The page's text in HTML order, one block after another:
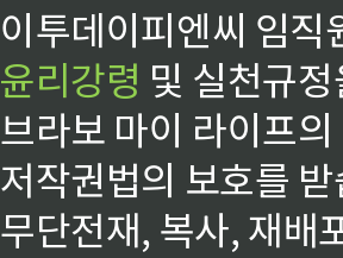
이투데이피엔씨 임
윤리강령 및 실천규
브라보 마이 라이프
저작권법의 보호를
무단전재, 복사, 재배